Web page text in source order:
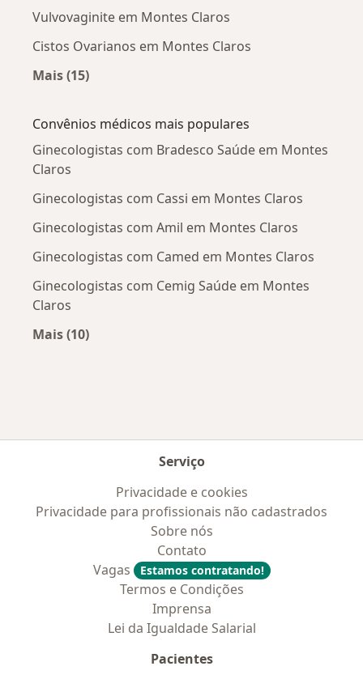
Vulvovaginite em Montes Claros
Cistos Ovarianos em Montes Claros
Mais (15)
Convênios médicos mais populares
Ginecologistas com Bradesco Saúde em Montes
Claros
Ginecologistas com Cassi em Montes Claros
Ginecologistas com Amil em Montes Claros
Ginecologistas com Camed em Montes Claros
Ginecologistas com Cemig Saúde em Montes
Claros
Mais (10)
Serviço
Privacidade e cookies
Privacidade para profissionais não cadastrados
Sobre nós
Contato
Vagas
Estamos contratando!
Termos e Condições
Imprensa
Lei da Igualdade Salarial
Pacientes